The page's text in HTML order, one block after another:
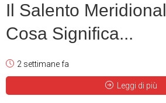
Il Salento
Cosa Significa...
2 settimane fa
Leggi di più